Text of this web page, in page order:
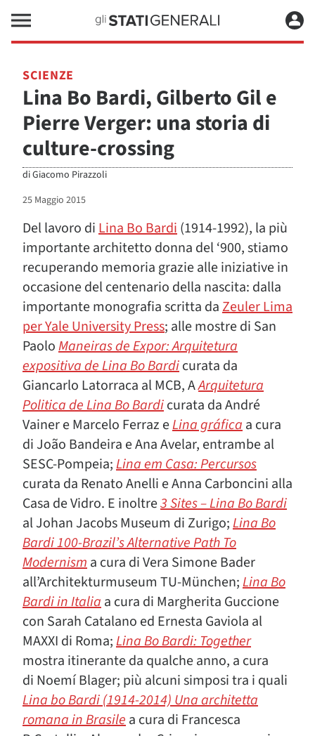
SCIENZE
Lina Bo Bardi, Gilberto Gil e
Pierre Verger: una storia di
culture-crossing
diGiacomo Pirazzoli
25 Maggio 2015
Del lavoro diLina Bo Bardi(1914-1992), la più
importante architetto donna del ‘900, stiamo
recuperando memoria grazie alle iniziative in
occasione del centenario della nascita: dalla
importante monografia scritta daZeuler Lima
per Yale University Press; alle mostre di San
PaoloManeiras de Expor: Arquitetura
expositiva de Lina Bo Bardicurata da
Giancarlo Latorraca al MCB, AArquitetura
Politica de Lina Bo Bardicurata da André
Vainer e Marcelo Ferraz eLina gráficaa cura
di João Bandeira e Ana Avelar, entrambe al
SESC-Pompeia;Lina em Casa: Percursos
curata da Renato Anelli e Anna Carboncini alla
Casa de Vidro. E inoltre3 Sites – Lina Bo Bardi
al Johan Jacobs Museum di Zurigo;Lina Bo
Bardi 100-Brazil’s Alternative Path To
Modernisma cura di Vera Simone Bader
all’Architekturmuseum TU-München;Lina Bo
Bardi in Italiaa cura di Margherita Guccione
con Sarah Catalano ed Ernesta Gaviola al
MAXXI di Roma;Lina Bo Bardi: Together
mostra itinerante da qualche anno, a cura
di Noemí Blager; più alcuni simposi tra i quali
Lina bo Bardi (1914-2014) Una architetta
romana in Brasilea cura di Francesca